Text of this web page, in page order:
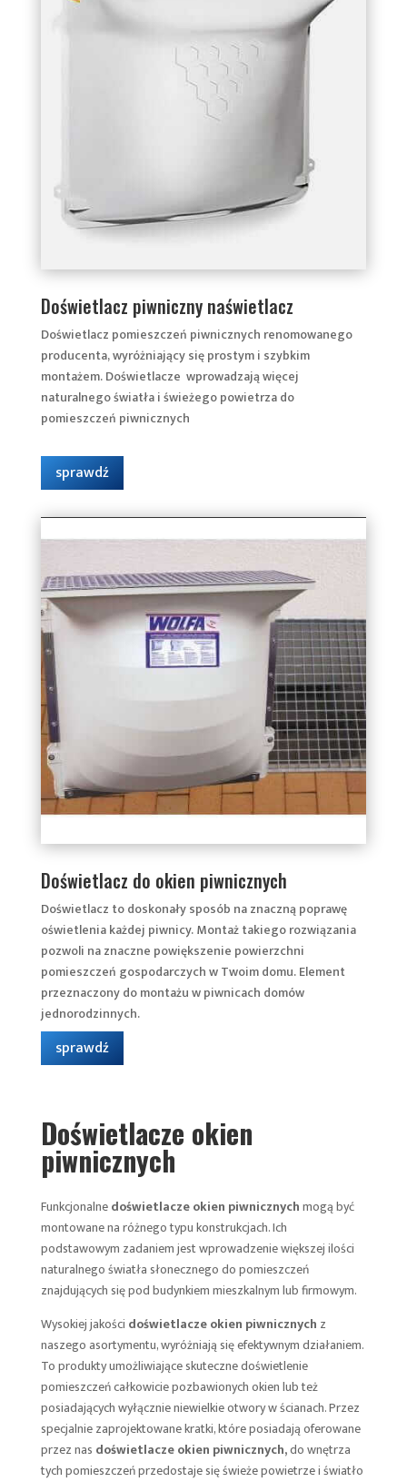
Doświetlacz piwniczny naświetlacz
Doświetlacz pomieszczeń piwnicznych renomowanego
producenta, wyróżniający się prostym i szybkim
montażem. Doświetlacze wprowadzają więcej
naturalnego światła i świeżego powietrza do
pomieszczeń piwnicznych
sprawdź
Doświetlacz do okien piwnicznych
Doświetlacz to doskonały sposób na znaczną poprawę
oświetlenia każdej piwnicy. Montaż takiego rozwiązania
pozwoli na znaczne powiększenie powierzchni
pomieszczeń gospodarczych w Twoim domu. Element
przeznaczony do montażu w piwnicach domów
jednorodzinnych.
sprawdź
Doświetlacze okien
piwnicznych
Funkcjonalnedoświetlacze okien piwnicznychmogą być
montowane na różnego typu konstrukcjach. Ich
podstawowym zadaniem jest wprowadzenie większej ilości
naturalnego światła słonecznego do pomieszczeń
znajdujących się pod budynkiem mieszkalnym lub firmowym.
Wysokiej jakości doświetlacze okien piwnicznych z
naszego asortymentu, wyróżniają się efektywnym działaniem.
To produkty umożliwiające skuteczne doświetlenie
pomieszczeń całkowicie pozbawionych okien lub też
posiadających wyłącznie niewielkie otwory w ścianach. Przez
specjalnie zaprojektowane kratki, które posiadają oferowane
przez nas doświetlacze okien piwnicznych,do wnętrza
tych pomieszczeń przedostaje się świeże powietrze i światło